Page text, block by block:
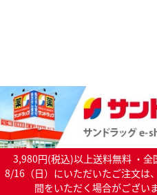
3,980円(税込)以上送料無料 ・
8/16（日）にいただいたご注文は
間をいただく場合がござい